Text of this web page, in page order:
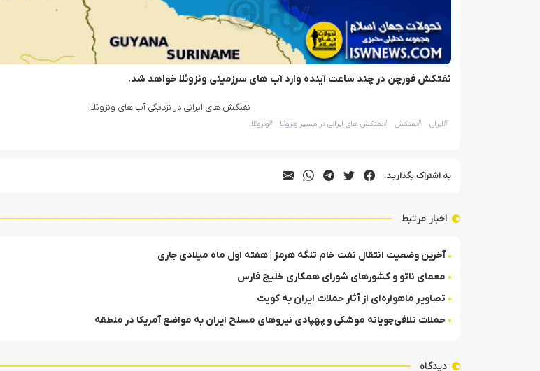
نفتکش فورچن در چند ساعت آینده وارد آب های سرزمینی ونزوئلا خواهد شد.
نفتکش های ایرانی در نزدیکی آب های ونزوئلا!
#ایران #نفتکش #نفتکش های ایرانی در مسیر ونزوئلا #ونزوئلا
به اشتراک بگذارید:
اخبار مرتبط
آخرین وضعیت انتقال نفت خام تنگه هرمز | هفته اول ماه میلادی جاری
معمای ناتو و کشورهای شورای همکاری خلیج فارس
تصاویر ماهواره‌ای از آثار حملات ایران به کویت
حملات تلافی‌جویانه موشکی و پهپادی نیروهای مسلح ایران به مواضع آمریکا در منطقه
دیدگاه